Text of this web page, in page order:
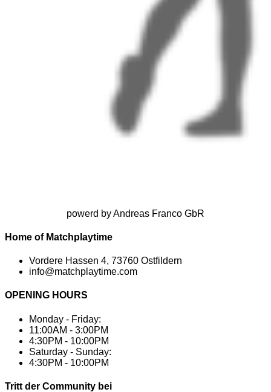
powerd by Andreas Franco GbR
Home of Matchplaytime
Vordere Hassen 4, 73760 Ostfildern
info@matchplaytime.com
OPENING HOURS
Monday - Friday:
11:00AM - 3:00PM
4:30PM - 10:00PM
Saturday - Sunday:
4:30PM - 10:00PM
Tritt der Community bei